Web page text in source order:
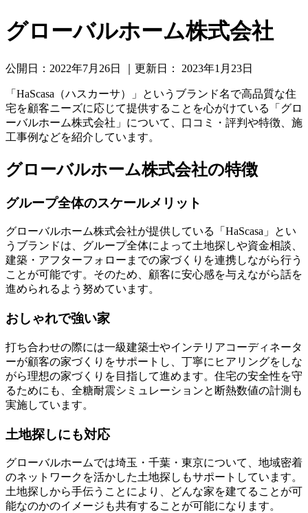
グローバルホーム株式会社
公開日： 2022年7月26日 ｜更新日： 2023年1月23日
「HaScasa（ハスカーサ）」というブランド名で高品質な住
宅を顧客ニーズに応じて提供することを心がけている「グロ
ーバルホーム株式会社」について、口コミ・評判や特徴、施
工事例などを紹介しています。
グローバルホーム株式会社の特徴
グループ全体のスケールメリット
グローバルホーム株式会社が提供している「HaScasa」とい
うブランドは、グループ全体によって土地探しや資金相談、
建築・アフターフォローまでの家づくりを連携しながら行う
ことが可能です。そのため、顧客に安心感を与えながら話を
進められるよう努めています。
おしゃれで強い家
打ち合わせの際には一級建築士やインテリアコーディネータ
ーが顧客の家づくりをサポートし、丁寧にヒアリングをしな
がら理想の家づくりを目指して進めます。住宅の安全性を守
るためにも、全糖耐震シミュレーションと断熱数値の計測も
実施しています。
土地探しにも対応
グローバルホームでは埼玉・千葉・東京について、地域密着
のネットワークを活かした土地探しもサポートしています。
土地探しから手伝うことにより、どんな家を建てることが可
能なのかのイメージも共有することが可能になります。